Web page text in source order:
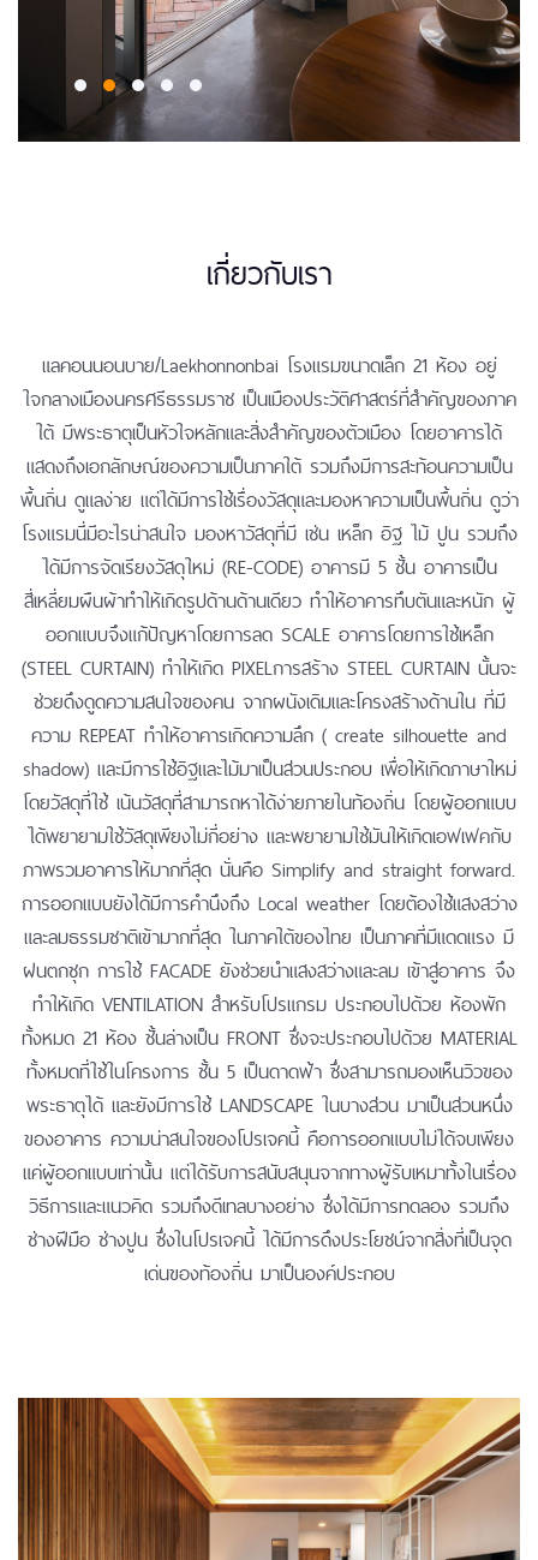
เกี่ยวกับเรา
แลคอนนอนบาย/Laekhonnonbai โรงแรมขนาดเล็ก 21 ห้อง อยู่
ใจกลางเมืองนครศรีธรรมราช เป็นเมืองประวัติศาสตร์ที่สำคัญของภาค
ใต้ มีพระธาตุเป็นหัวใจหลักและสิ่งสำคัญของตัวเมือง โดยอาคารได้
แสดงถึงเอกลักษณ์ของความเป็นภาคใต้ รวมถึงมีการสะท้อนความเป็น
พื้นถิ่น ดูแลง่าย แต่ได้มีการใช้เรื่องวัสดุและมองหาความเป็นพื้นถิ่น ดูว่า
โรงแรมนี่มีอะไรน่าสนใจ มองหาวัสดุที่มี เช่น เหล็ก อิฐ ไม้ ปูน รวมถึง
ได้มีการจัดเรียงวัสดุใหม่ (RE-CODE) อาคารมี 5 ชั้น อาคารเป็น
สี่เหลี่ยมผืนผ้าทำให้เกิดรูปด้านด้านเดียว ทำให้อาคารทึบตันและหนัก ผู้
ออกแบบจึงแก้ปัญหาโดยการลด SCALE อาคารโดยการใช้เหล็ก
(STEEL CURTAIN) ทำให้เกิด PIXELการสร้าง STEEL CURTAIN นั้นจะ
ช่วยดึงดูดความสนใจของคน จากผนังเดิมและโครงสร้างด้านใน ที่มี
ความ REPEAT ทำให้อาคารเกิดความลึก ( create silhouette and
shadow) และมีการใช้อิฐและไม้มาเป็นส่วนประกอบ เพื่อให้เกิดภาษาใหม่
โดยวัสดุที่ใช้ เน้นวัสดุที่สามารถหาได้ง่ายภายในท้องถิ่น โดยผู้ออกแบบ
ได้พยายามใช้วัสดุเพียงไม่กี่อย่าง และพยายามใช้มันให้เกิดเอฟเฟคกับ
ภาพรวมอาคารให้มากที่สุด นั่นคือ Simplify and straight forward.
การออกแบบยังได้มีการคำนึงถึง Local weather โดยต้องใช้แสงสว่าง
และลมธรรมชาติเข้ามากที่สุด ในภาคใต้ของไทย เป็นภาคที่มีแดดแรง มี
ฝนตกชุก การใช้ FACADE ยังช่วยนำแสงสว่างและลม เข้าสู่อาคาร จึง
ทำให้เกิด VENTILATION สำหรับโปรแกรม ประกอบไปด้วย ห้องพัก
ทั้งหมด 21 ห้อง ชั้นล่างเป็น FRONT ซึ่งจะประกอบไปด้วย MATERIAL
ทั้งหมดที่ใช้ในโครงการ ชั้น 5 เป็นดาดฟ้า ซึ่งสามารถมองเห็นวิวของ
พระธาตุได้ และยังมีการใช้ LANDSCAPE ในบางส่วน มาเป็นส่วนหนึ่ง
ของอาคาร ความน่าสนใจของโปรเจคนี้ คือการออกแบบไม่ได้จบเพียง
แค่ผู้ออกแบบเท่านั้น แต่ได้รับการสนับสนุนจากทางผู้รับเหมาทั้งในเรื่อง
วิธีการและแนวคิด รวมถึงดีเทลบางอย่าง ซึ่งได้มีการทดลอง รวมถึง
ช่างฝีมือ ช่างปูน ซึ่งในโปรเจคนี้ ได้มีการดึงประโยชน์จากสิ่งที่เป็นจุด
เด่นของท้องถิ่น มาเป็นองค์ประกอบ